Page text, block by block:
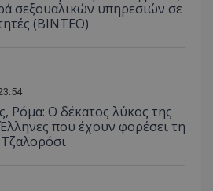
σεξουαλικών υπηρεσιών σε
(BINTEO)
Ρόμα: Ο δέκατος λύκος της
που έχουν φορέσει τη